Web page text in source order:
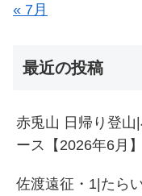
« 7月
最近の投稿
赤兎山 日帰り登山
ース【2026年6月】
佐渡遠征・1|たら